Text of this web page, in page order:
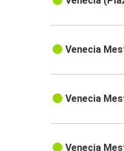
Venecia
Venecia
Venecia